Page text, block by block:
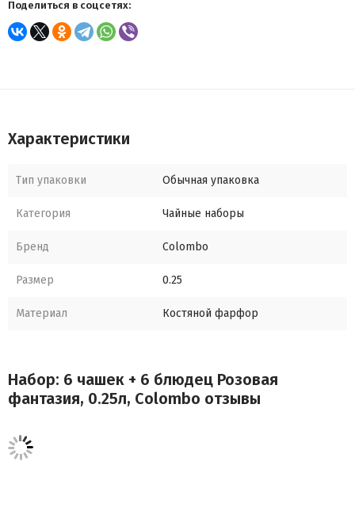
Поделиться в соцсетях:
Характеристики
Тип упаковки Обычная упаковка
Категория Чайные наборы
Бренд Colombo
Размер 0.25
Материал Костяной фарфор
Набор: 6 чашек + 6 блюдец Розовая
фантазия, 0.25л, Colombo отзывы